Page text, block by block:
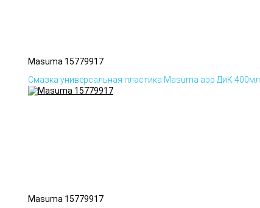
Masuma 15779917
Смазка универсальная пластика Masuma аэр ДиК 400мл
Masuma 15779917